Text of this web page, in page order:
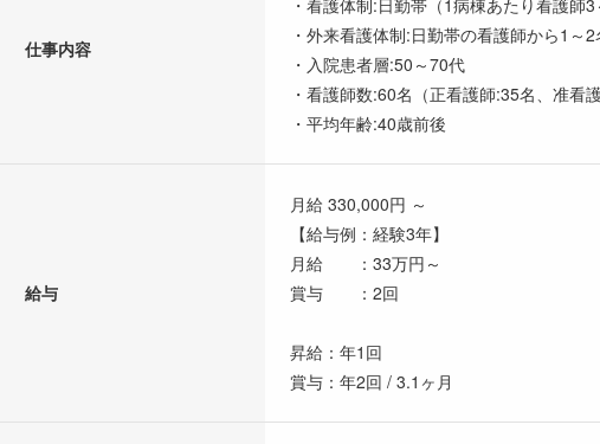
仕事内容
・外来看護体制:日勤帯の看護師から1～
・入院患者層:50～70代
・看護師数:60名（正看護師:35名、准看
・平均年齢:40歳前後
給与
月給 330,000円 ～
【給与例：経験3年】
月給 ：33万円～
賞与 ：2回
昇給：年1回
賞与：年2回 / 3.1ヶ月